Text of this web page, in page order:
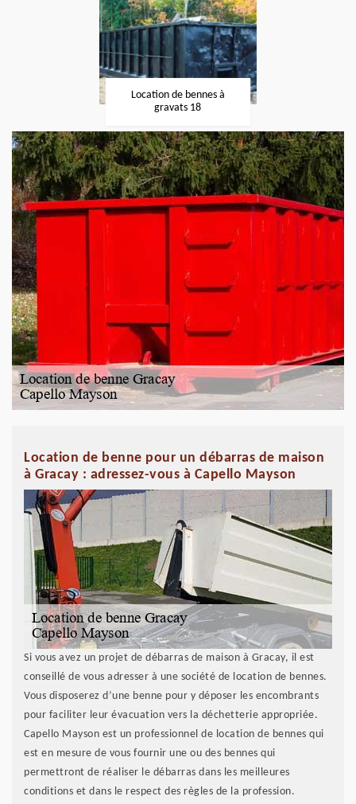
Location de bennes à
gravats 18
Location de benne pour un débarras de maison
à Gracay : adressez-vous à Capello Mayson
Si vous avez un projet de débarras de maison à Gracay, il est
conseillé de vous adresser à une société de location de bennes.
Vous disposerez d’une benne pour y déposer les encombrants
pour faciliter leur évacuation vers la déchetterie appropriée.
Capello Mayson est un professionnel de location de bennes qui
est en mesure de vous fournir une ou des bennes qui
permettront de réaliser le débarras dans les meilleures
conditions et dans le respect des règles de la profession.